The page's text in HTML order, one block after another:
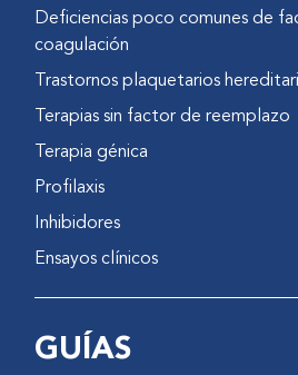
Deficiencias poco comunes de
coagulación
Trastornos plaquetarios
Terapias sin factor de reemplazo
Terapia génica
Profilaxis
Inhibidores
Ensayos clínicos
GUÍAS